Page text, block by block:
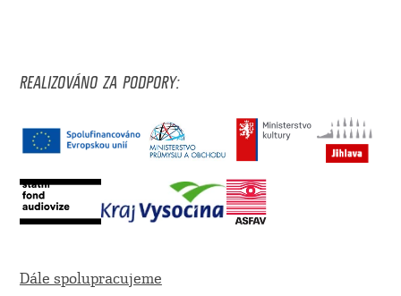
REALIZOVÁNO ZA PODPORY:
Dále spolupracujeme